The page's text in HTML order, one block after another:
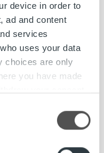
device in order to
ad and content
services
uses your data
choices are only
you have made
data is processed